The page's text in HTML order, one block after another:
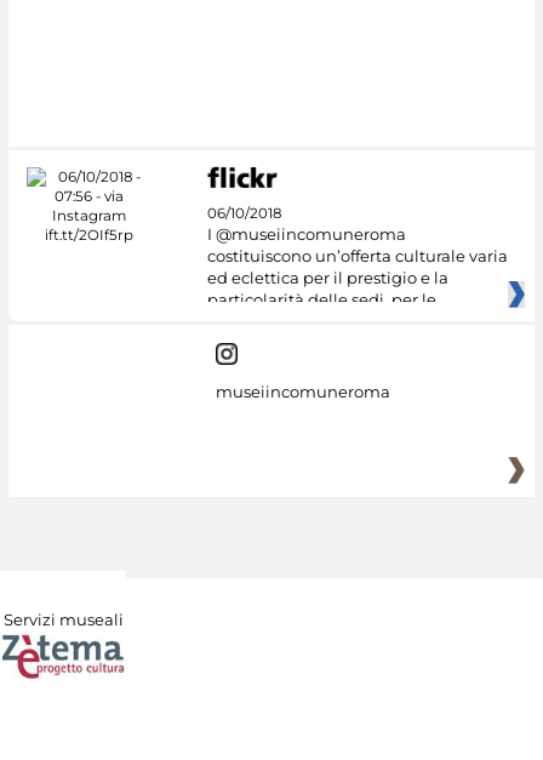
06/10/2018
I @museiincomuneroma
costituiscono un’offerta culturale varia
ed eclettica per il prestigio e la
particolarità delle sedi, per le
museiincomuneroma
Servizi museali